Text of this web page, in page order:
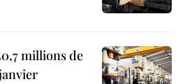
millions de